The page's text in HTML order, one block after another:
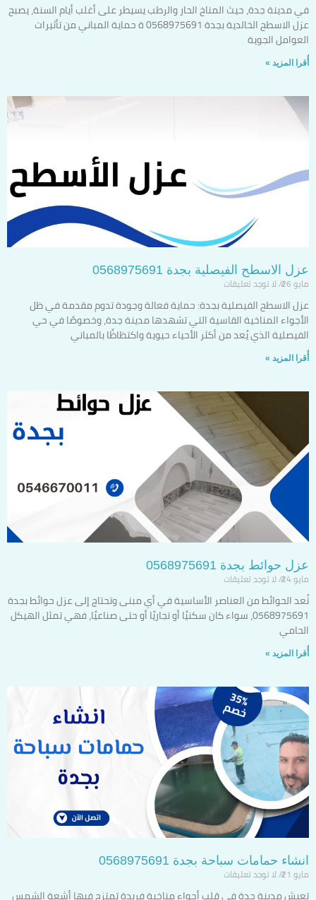
في مدينة جدة، حيث المناخ الحار والرطب يسيطر على أغلب أيام السنة، يصبح
عزل الاسطح الخالدية بجدة 0568975691 ة حماية المباني من تأثيرات
العوامل الجوية
أٌقرا المزيد »
عزل الاسطح الفيصلية بجدة 0568975691
مايو 26 لا توجد تعليقات
عزل الاسطح الفيصلية بجدة: حماية فعالة وجودة تدوم مقدمة في ظل
الأجواء المناخية القاسية التي تشهدها مدينة جدة، وخصوصًا في حي
الفيصلية الذي يُعد من أكثر الأحياء حيوية واكتظاظًا بالمباني
أٌقرا المزيد »
عزل حوائط بجدة 0568975691
مايو 24 لا توجد تعليقات
تُعد الحوائط من العناصر الأساسية في أي مبنى وتحتاج إلى عزل حوائط بجدة
0568975691، سواء كان سكنيًا أو تجاريًا أو حتى صناعيًا، فهي تمثل الهيكل
الحامي
أٌقرا المزيد »
انشاء حمامات سباحة بجدة 0568975691
مايو 21 لا توجد تعليقات
تعيش مدينة جدة في قلب أجواء مناخية فريدة تمتزج فيها أشعة الشمس